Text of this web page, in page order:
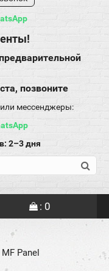
позвоните
мессенджеры:
2–3 дня
: 0
Panel